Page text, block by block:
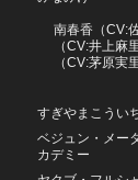
南春香（CV:
（CV:井上麻
（CV:茅原実里
すぎやまこうい
ベジュン・メー
カデミー